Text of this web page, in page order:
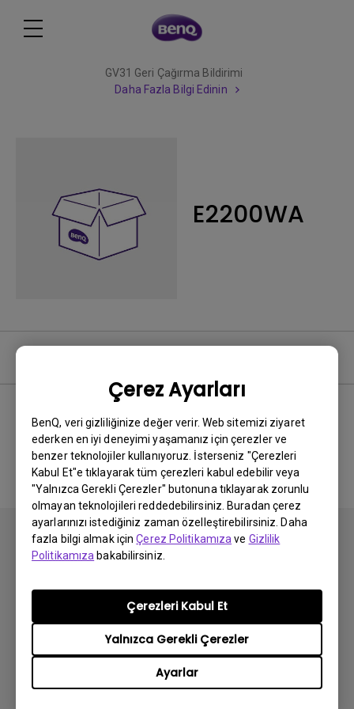
Çerez Ayarları
BenQ, veri gizliliğinize değer verir. Web sitemizi ziyaret
ederken en iyi deneyimi yaşamanız için çerezler ve
benzer teknolojiler kullanıyoruz. İsterseniz "Çerezleri
Kabul Et"e tıklayarak tüm çerezleri kabul edebilir veya
"Yalnızca Gerekli Çerezler" butonuna tıklayarak zorunlu
olmayan teknolojileri reddedebilirsiniz. Buradan çerez
ayarlarınızı istediğiniz zaman özelleştirebilirsiniz. Daha
fazla bilgi almak içinÇerez Politikamıza ve Gizlilik
Politikamıza bakabilirsiniz.
Ayarlar
Yalnızca Gerekli Çerezler
Çerezleri Kabul Et
GV31 Geri Çağırma Bildirimi
Daha Fazla Bilgi Edinin
E2200WA
Kullanım Kılavuzu
İlgili El Kitabı bulunmuyor
Abone olun